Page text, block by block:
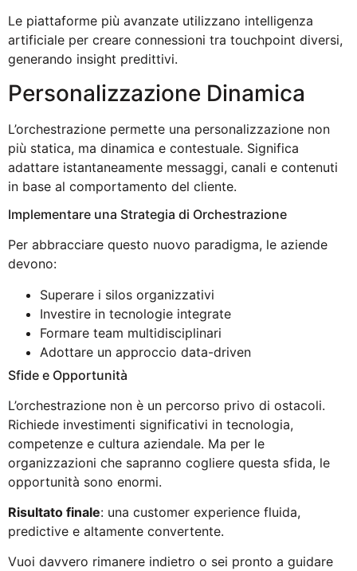
Le piattaforme più avanzate utilizzano intelligenza
artificiale per creare connessioni tra touchpoint diversi,
generando insight predittivi.
Personalizzazione Dinamica
L’orchestrazione permette una personalizzazione non
più statica, ma dinamica e contestuale. Significa
adattare istantaneamente messaggi, canali e contenuti
in base al comportamento del cliente.
Implementare una Strategia di Orchestrazione
Per abbracciare questo nuovo paradigma, le aziende
devono:
Superare i silos organizzativi
Investire in tecnologie integrate
Formare team multidisciplinari
Adottare un approccio data-driven
Sfide e Opportunità
L’orchestrazione non è un percorso privo di ostacoli.
Richiede investimenti significativi in tecnologia,
competenze e cultura aziendale. Ma per le
organizzazioni che sapranno cogliere questa sfida, le
opportunità sono enormi.
Risultato finale: una customer experience fluida,
predictive e altamente convertente.
Vuoi davvero rimanere indietro o sei pronto a guidare